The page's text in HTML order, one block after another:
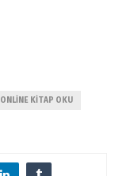
ONLINE KITAP OKU